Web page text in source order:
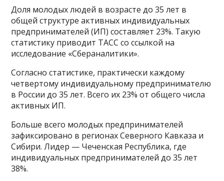
Доля молодых людей в возрасте до 35 лет в
общей структуре активных индивидуальных
предпринимателей (ИП) составляет 23%. Такую
статистику приводит ТАСС со ссылкой на
исследование «Сбераналитики».
Согласно статистике, практически каждому
четвертому индивидуальному предпринимателю
в России до 35 лет. Всего их 23% от общего числа
активных ИП.
Больше всего молодых предпринимателей
зафиксировано в регионах Северного Кавказа и
Сибири. Лидер — Чеченская Республика, где
индивидуальных предпринимателей до 35 лет
38%.